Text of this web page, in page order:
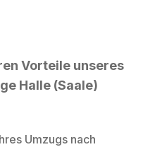
Vorteile unseres
Halle (Saale)
Umzugs nach